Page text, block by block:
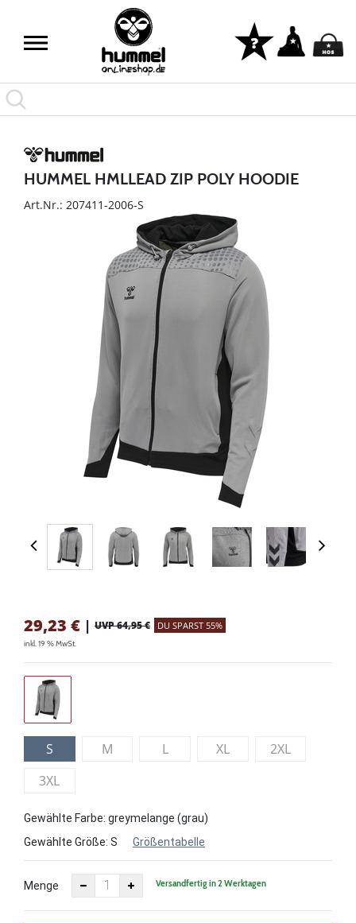
HUMMEL HMLLEAD ZIP POLY HOODIE
Art.Nr.: 207411-2006-S
29,23 € | UVP 64,95 € DU SPARST 55%
inkl. 19 % MwSt.
S M L XL
2XL
3XL
Gewählte Farbe: greymelange (grau)
Gewählte Größe: S Größentabelle
Menge Versandfertig in 2 Werktagen